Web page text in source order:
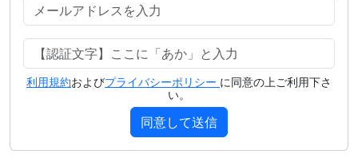
利用規約およびプライバシーポリシー に同意の上ご利用下さ
い。
同意して送信